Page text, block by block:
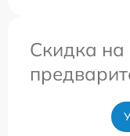
Скидка на